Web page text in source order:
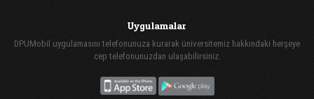
Uygulamalar
DPUMobil uygulamasını telefonunuza kurarak üniversitemiz hakkındaki herşeye
cep telefonunuzdan ulaşabilirsiniz.